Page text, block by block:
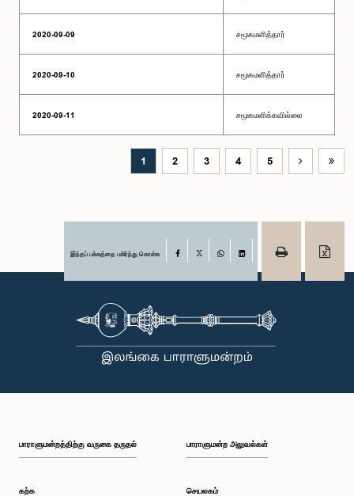
2020-09-09 சமூகமளித்தார்
2020-09-10 சமூகமளித்தார்
2020-09-11 சமூகமளிக்கவில்லை
1 2 3 4 5
இந்தப் பக்கத்தை பகிர்ந்து கொள்க Facebook
பாராளுமன்றத்திற்கு வருகை தருதல்
கற்க
பாராளுமன்ற அலுவல்கள்
செயலகம்